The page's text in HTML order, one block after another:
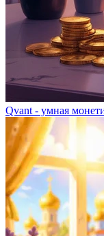
Qvant - умная